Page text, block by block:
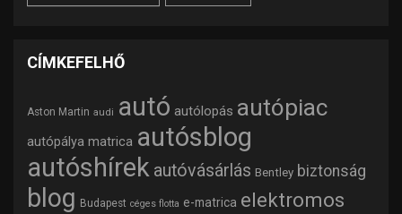
CÍMKEFELHŐ
Aston Martin audi autó autólopás autópiac
autópálya matrica autósblog
autóshírek autóvásárlás Bentley biztonság
blog Budapest céges flotta e-matrica elektromos